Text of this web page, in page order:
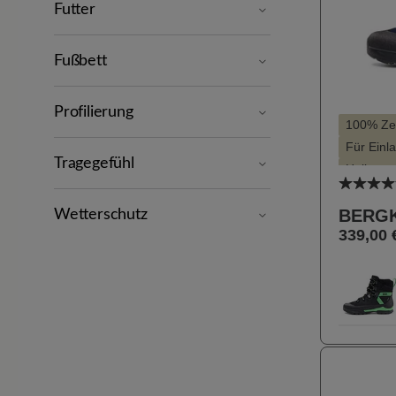
Futter
Fußbett
Profilierung
Tragegefühl
Wetterschutz
100%
Für
Hallux
Hohe
Stil -
339,00
160